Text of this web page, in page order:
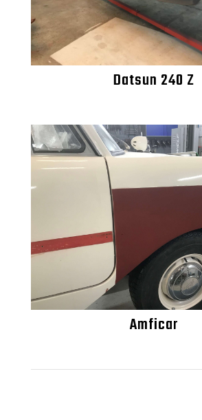
Datsun 240 Z
Amficar